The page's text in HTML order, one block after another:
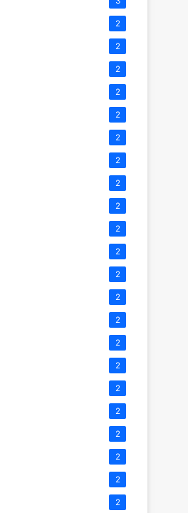
2
2
2
2
2
2
2
2
2
2
2
2
2
2
2
2
2
2
2
2
2
2